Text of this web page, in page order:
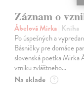
Záznam o
Ábelová Mirka| Kniha
Po úspešných a
Básničky pre domáce
slovenská poetka Mirka
vzniku zvláštneho…
Na sklade ?